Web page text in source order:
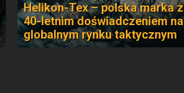
Helikon-Tex – polska marka z
40-letnim doświadczeniem na
globalnym rynku taktycznym